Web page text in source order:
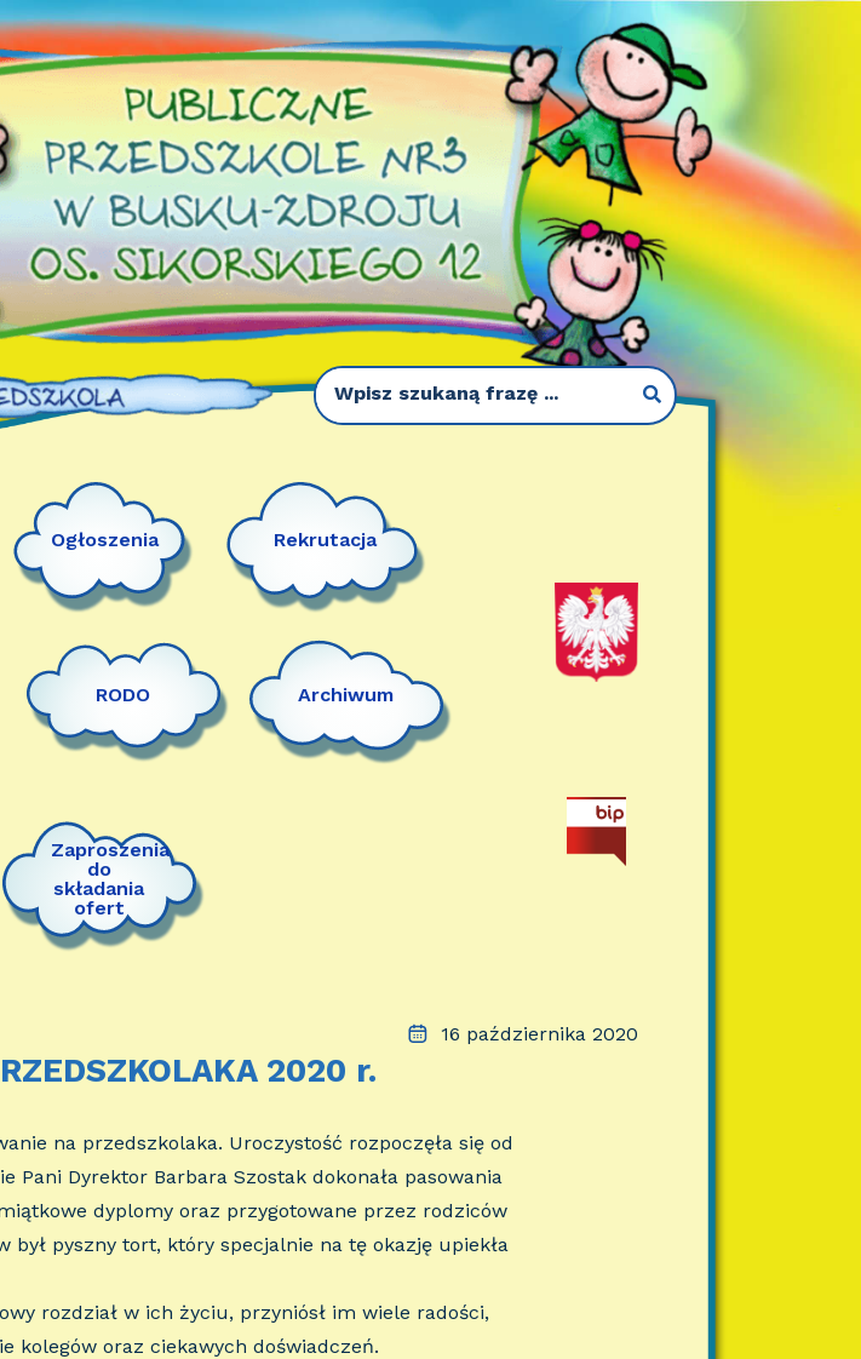
Ogłoszenia Rekrutacja
RODO Archiwum
Zaproszenia
do
składania
ofert
16 października 2020
2020 r.
na przedszkolaka. Uroczystość rozpoczęła się od
Dyrektor Barbara Szostak dokonała pasowania
dyplomy oraz przygotowane przez rodziców
pyszny tort, który specjalnie na tę okazję upiekła
rozdział w ich życiu, przyniósł im wiele radości,
kolegów oraz ciekawych doświadczeń.